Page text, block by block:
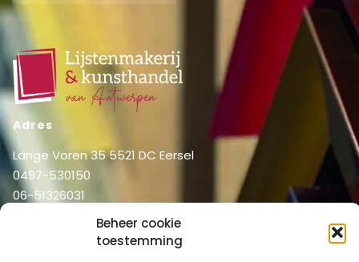
Beheer cookie
toestemming
Adres
Lange Voren 35 5521 DC Eersel
0497-530150
06-51326031
info@lijstenmakerij vanantwerpen.nl